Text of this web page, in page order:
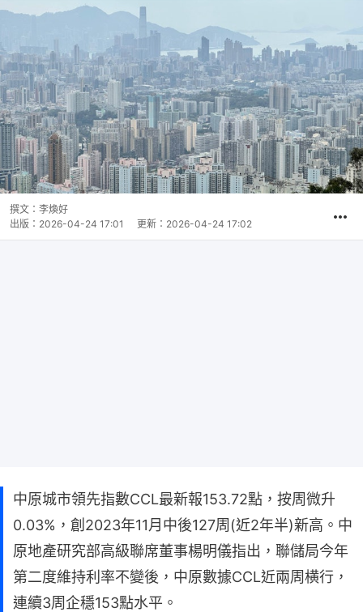
撰文： 李煥好
出版： 2026-04-24 17:01 更新： 2026-04-24 17:02
中原城市領先指數CCL最新報153.72點，按周微升
0.03%，創2023年11月中後127周(近2年半)新高。中
原地產研究部高級聯席董事楊明儀指出，聯儲局今年
第二度維持利率不變後，中原數據CCL近兩周横行，
連續3周企穩153點水平。